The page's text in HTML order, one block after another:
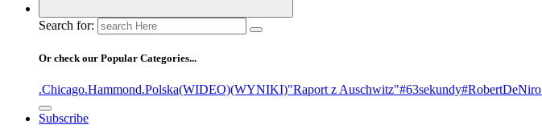
Search for:
Or check our Popular Categories...
.Chicago.Hammond.Polska(WIDEO)(WYNIKI)"Raport z Auschwitz"#63sekundy#RobertDeNiro
Subscribe